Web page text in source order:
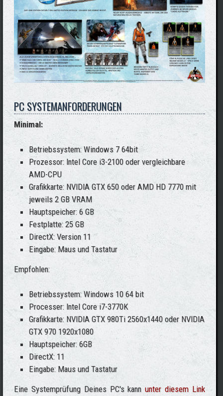
PC SYSTEMANFORDERUNGEN
Minimal:
Betriebssystem: Windows 7 64bit
Prozessor: Intel Core i3-2100 oder vergleichbare
AMD-CPU
Grafikkarte: NVIDIA GTX 650 oder AMD HD 7770 mit
jeweils 2 GB VRAM
Hauptspeicher: 6 GB
Festplatte: 25 GB
DirectX: Version 11
Eingabe: Maus und Tastatur
Empfohlen:
Betriebssystem: Windows 10 64 bit
Processer: Intel Core i7-3770K
Grafikkarte: NVIDIA GTX 980Ti 2560x1440 oder NVIDIA
GTX 970 1920x1080
Hauptspeicher: 6GB
DirectX: 11
Eingabe: Maus und Tastatur
Eine Systemprüfung Deines PC's kannunter diesem Link